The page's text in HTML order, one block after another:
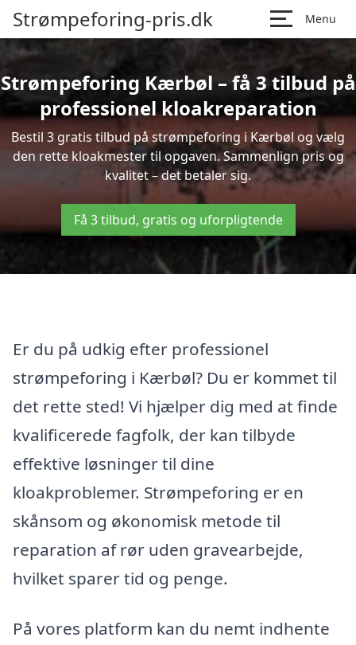
Strømpeforing-pris.dk Menu
Strømpeforing Kærbøl – få 3 tilbud på
professionel kloakreparation
Bestil 3 gratis tilbud på strømpeforing i Kærbøl og vælg
den rette kloakmester til opgaven. Sammenlign pris og
kvalitet – det betaler sig.
Få 3 tilbud, gratis og uforpligtende
Er du på udkig efter professionel
strømpeforing i Kærbøl? Du er kommet til
det rette sted! Vi hjælper dig med at finde
kvalificerede fagfolk, der kan tilbyde
effektive løsninger til dine
kloakproblemer. Strømpeforing er en
skånsom og økonomisk metode til
reparation af rør uden gravearbejde,
hvilket sparer tid og penge.
På vores platform kan du nemt indhente